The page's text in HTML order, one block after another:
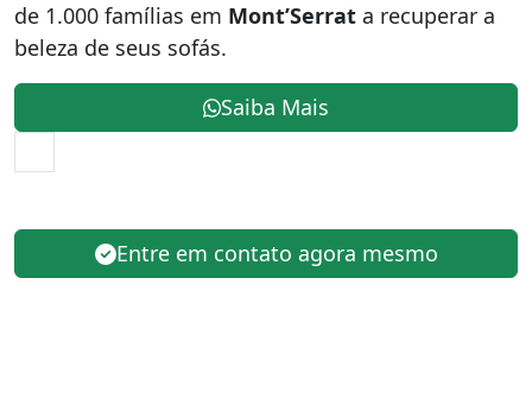
de 1.000 famílias em Mont’Serrat a recuperar a
beleza de seus sofás.
Saiba Mais
Entre em contato agora mesmo